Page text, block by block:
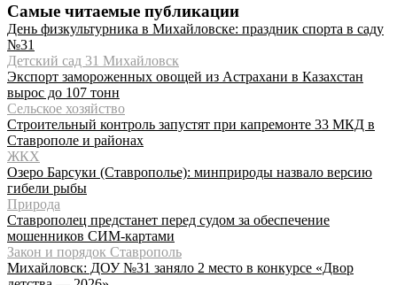
Самые читаемые публикации
День физкультурника в Михайловске: праздник спорта в саду
№31
Детский сад 31 Михайловск
Экспорт замороженных овощей из Астрахани в Казахстан
вырос до 107 тонн
Сельское хозяйство
Строительный контроль запустят при капремонте 33 МКД в
Ставрополе и районах
ЖКХ
Озеро Барсуки (Ставрополье): минприроды назвало версию
гибели рыбы
Природа
Ставрополец предстанет перед судом за обеспечение
мошенников СИМ-картами
Закон и порядок Ставрополь
Михайловск: ДОУ №31 заняло 2 место в конкурсе «Двор